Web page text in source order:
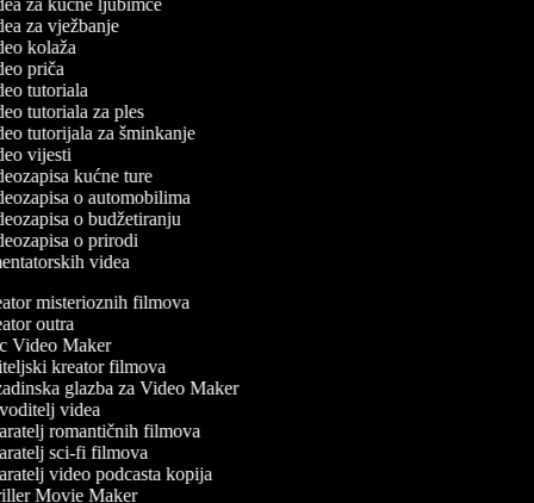
za kućne ljubimce
za vježbanje
kolaža
priča
tutoriala
tutoriala za ples
tutorijala za šminkanje
vijesti
kućne ture
o automobilima
o budžetiranju
o prirodi
videa
misterioznih filmova
outra
Video Maker
kreator filmova
glazba za Video Maker
videa
romantičnih filmova
sci-fi filmova
video podcasta kopija
Movie Maker